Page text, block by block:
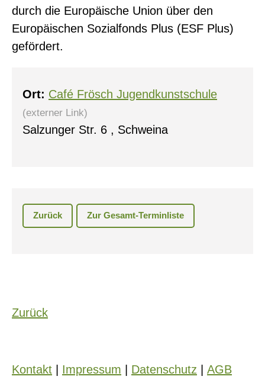
durch die Europäische Union über den
Europäischen Sozialfonds Plus (ESF Plus)
gefördert.
Ort: Café Frösch Jugendkunstschule
(externer Link)
Salzunger Str. 6 , Schweina
Zurück Zur Gesamt-Terminliste
Zurück
Kontakt Impressum Datenschutz AGB